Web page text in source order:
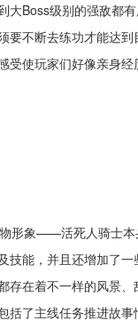
大Boss级别的强敌都
要不断去练功才能达
受使玩家们好像亲身
形象——活死人骑士
技能，并且还增加了
在着不一样的风景
括了主线任务推进故